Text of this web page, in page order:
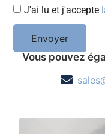
J'ai lu et j'accepte
Envoyer
Vous pouvez